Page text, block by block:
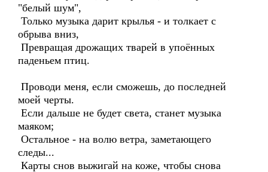
"белый шум",
Только музыка дарит крылья - и толкает с
обрыва вниз,
Превращая дрожащих тварей в упоённых
паденьем птиц.
Проводи меня, если сможешь, до последней
моей черты.
Если дальше не будет света, станет музыка
маяком;
Остальное - на волю ветра, заметающего
следы...
Карты снов выжигай на коже, чтобы снова